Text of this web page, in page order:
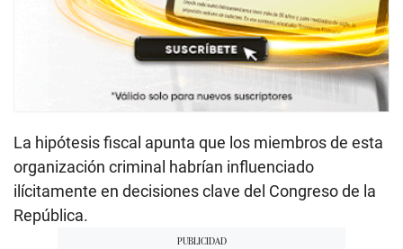
La hipótesis fiscal apunta que los miembros de esta
organización criminal habrían influenciado
ilícitamente en decisiones clave del Congreso de la
República.